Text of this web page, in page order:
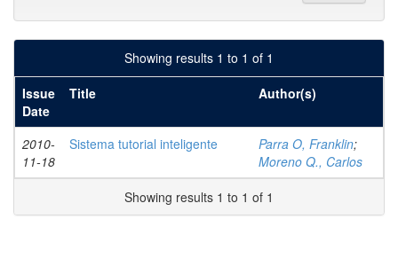
Showing results 1 to 1 of 1
Issue
Date
Title Author(s)
2010-
11-18
Sistema tutorial inteligente Parra O, Franklin;
Moreno Q., Carlos
Showing results 1 to 1 of 1